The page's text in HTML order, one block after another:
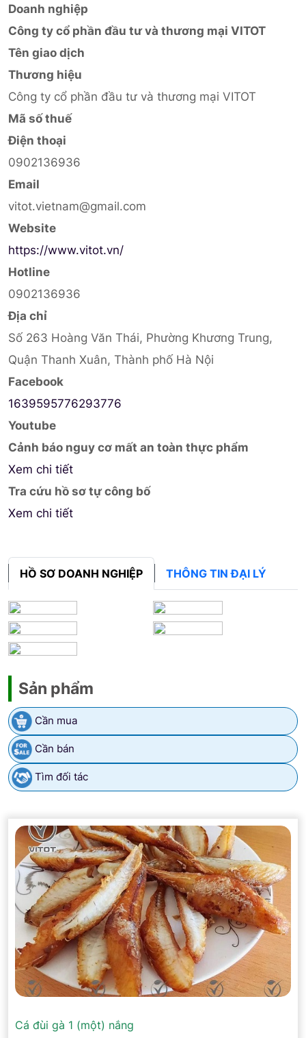
Doanh nghiệp
Công ty cổ phần đầu tư và thương mại VITOT
Tên giao dịch
Thương hiệu
Công ty cổ phần đầu tư và thương mại VITOT
Mã số thuế
Điện thoại
0902136936
Email
vitot.vietnam@gmail.com
Website
https://www.vitot.vn/
Hotline
0902136936
Địa chỉ
Số 263 Hoàng Văn Thái, Phường Khương Trung,
Quận Thanh Xuân, Thành phố Hà Nội
Facebook
1639595776293776
Youtube
Cảnh báo nguy cơ mất an toàn thực phẩm
Xem chi tiết
Tra cứu hồ sơ tự công bố
Xem chi tiết
HỒ SƠ DOANH NGHIỆP THÔNG TIN ĐẠI LÝ
Sản phẩm
Cần mua
Cần bán
Tìm đối tác
Cá đùi gà 1 (một) nắng